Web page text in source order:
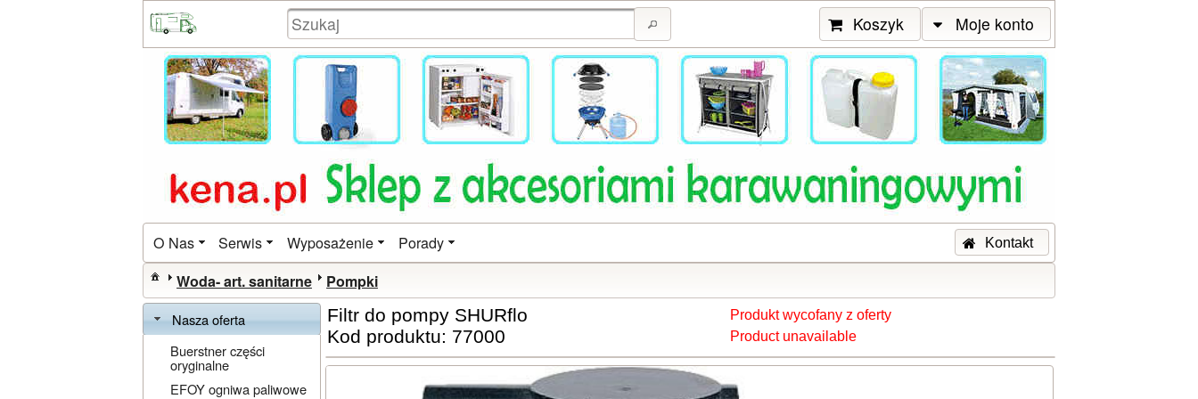
Koszyk Moje konto
O Nas Serwis Wyposażenie Porady Kontakt
Woda- art. sanitarne Pompki
Nasza oferta
Buerstner części
oryginalne
EFOY ogniwa paliwowe
Filtr do pompy SHURflo
Kod produktu: 77000
Produkt wycofany z oferty
Product unavailable